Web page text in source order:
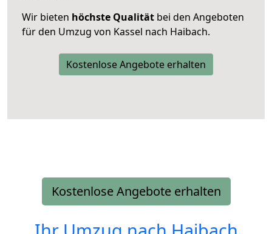
Wir bieten höchste Qualität bei den Angeboten
für den Umzug von Kassel nach Haibach.
Kostenlose Angebote erhalten
Kostenlose Angebote erhalten